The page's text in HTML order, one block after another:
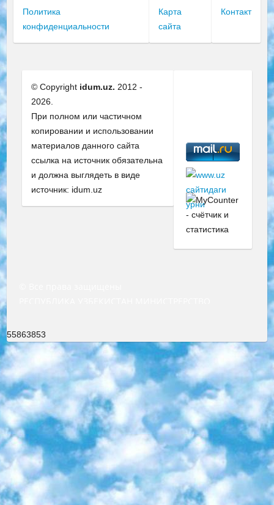
Политика
конфиденциальности
Карта
сайта
Контакт
© Copyright idum.uz. 2012 -
2026.
При полном или частичном
копировании и использовании
материалов данного сайта
ссылка на источник обязательна
и должна выглядеть в виде
источник: idum.uz
55863853